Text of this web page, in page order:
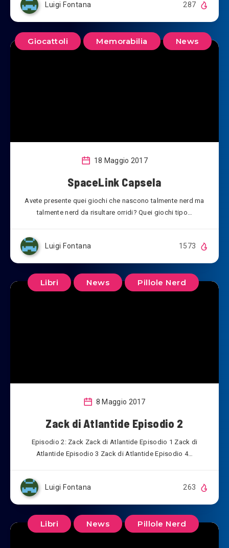
Luigi Fontana 287
Giocattoli Memorabilia News
18 Maggio 2017
SpaceLink Capsela
Avete presente quei giochi che nascono talmente nerd ma
talmente nerd da risultare orridi? Quei giochi tipo…
Luigi Fontana 1573
Libri News Pillole Nerd
8 Maggio 2017
Zack di Atlantide Episodio 2
Episodio 2: Zack Zack di Atlantide Episodio 1 Zack di
Atlantide Episodio 3 Zack di Atlantide Episodio 4…
Luigi Fontana 263
Libri News Pillole Nerd